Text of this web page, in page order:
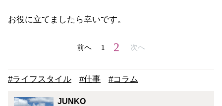
お役に立てましたら幸いです。
前へ 1 2 次へ
#ライフスタイル #仕事 #コラム
JUNKO